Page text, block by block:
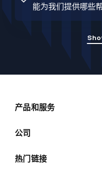
能为我们提供哪些帮
产品和服务
公司
热门链接